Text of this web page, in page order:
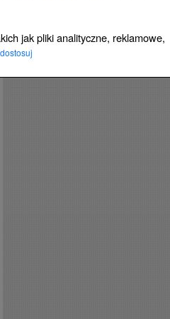
jak pliki analityczne, reklamowe,
dostosuj